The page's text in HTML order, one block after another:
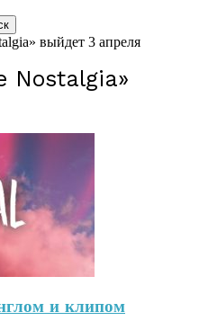
выйдет 3 апреля
Nostalgia»
и клипом